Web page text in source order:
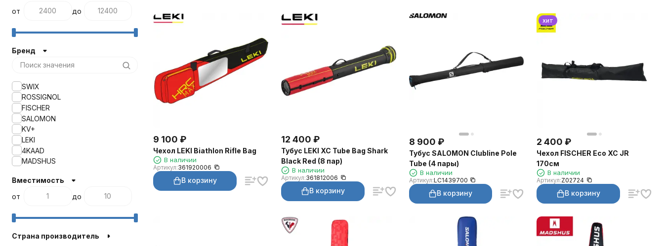
9 100 ₽
Чехол LEKI Biathlon Rifle Bag
В наличии
Артикул:361920006
В корзину
12 400 ₽
Тубус LEKI XC Tube Bag Shark
Black Red (8 пар)
В наличии
Артикул:361812006
В корзину
8 900 ₽
Тубус SALOMON Clubline Pole
Tube (4 пары)
В наличии
Артикул:LC1439700
В корзину
хит
2 400 ₽
Чехол FISCHER Eco XC JR
170см
В наличии
Артикул:Z02724
В корзину
от
до
Бренд
SWIX
ROSSIGNOL
FISCHER
SALOMON
KV+
LEKI
4KAAD
MADSHUS
Вместимость
от
до
Страна производитель